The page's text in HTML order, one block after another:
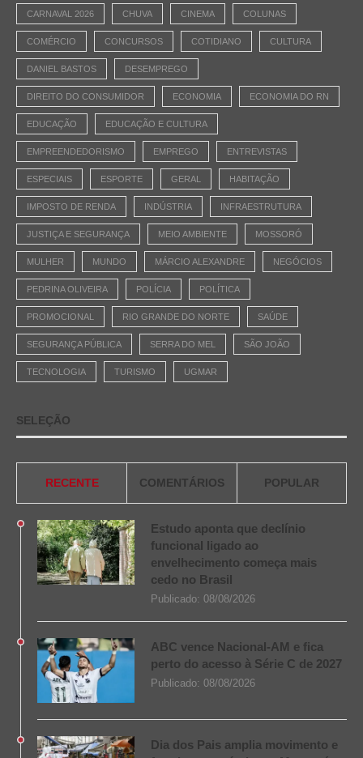
CARNAVAL 2026 CHUVA CINEMA COLUNAS
COMÉRCIO CONCURSOS COTIDIANO CULTURA
DANIEL BASTOS DESEMPREGO
DIREITO DO CONSUMIDOR ECONOMIA ECONOMIA DO RN
EDUCAÇÃO EDUCAÇÃO E CULTURA
EMPREENDEDORISMO EMPREGO ENTREVISTAS
ESPECIAIS ESPORTE GERAL HABITAÇÃO
IMPOSTO DE RENDA INDÚSTRIA INFRAESTRUTURA
JUSTIÇA E SEGURANÇA MEIO AMBIENTE MOSSORÓ
MULHER MUNDO MÁRCIO ALEXANDRE NEGÓCIOS
PEDRINA OLIVEIRA POLÍCIA POLÍTICA
PROMOCIONAL RIO GRANDE DO NORTE SAÚDE
SEGURANÇA PÚBLICA SERRA DO MEL SÃO JOÃO
TECNOLOGIA TURISMO UGMAR
SELEÇÃO
RECENTE COMENTÁRIOS POPULAR
Estudo aponta que declínio
funcional ligado ao
envelhecimento começa mais
cedo no Brasil
Publicado: 08/08/2026
ABC vence Nacional-AM e fica
perto do acesso à Série C de 2027
Publicado: 08/08/2026
Dia dos Pais amplia movimento e